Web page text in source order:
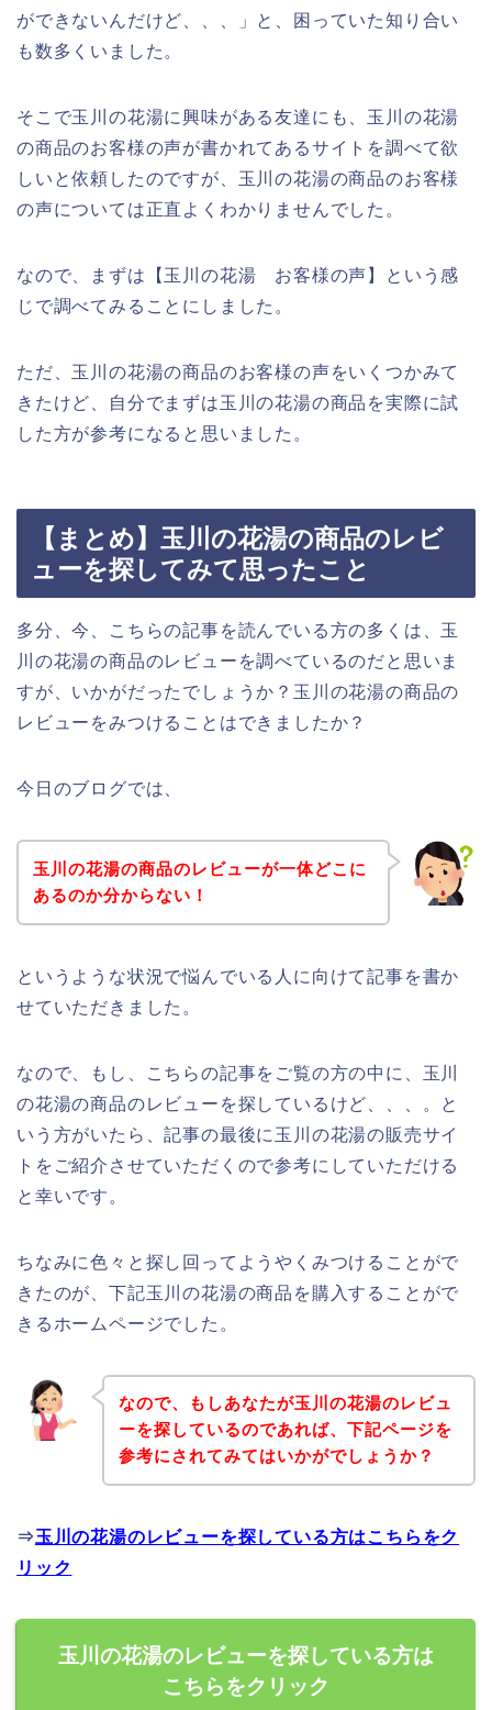
ができないんだけど、、、」と、困っていた知り合い
も数多くいました。
そこで玉川の花湯に興味がある友達にも、玉川の花湯
の商品のお客様の声が書かれてあるサイトを調べて欲
しいと依頼したのですが、玉川の花湯の商品のお客様
の声については正直よくわかりませんでした。
なので、まずは【玉川の花湯 お客様の声】という感
じで調べてみることにしました。
ただ、玉川の花湯の商品のお客様の声をいくつかみて
きたけど、自分でまずは玉川の花湯の商品を実際に試
した方が参考になると思いました。
【まとめ】玉川の花湯の商品のレビ
ューを探してみて思ったこと
多分、今、こちらの記事を読んでいる方の多くは、玉
川の花湯の商品のレビューを調べているのだと思いま
すが、いかがだったでしょうか？玉川の花湯の商品の
レビューをみつけることはできましたか？
今日のブログでは、
玉川の花湯の商品のレビューが一体どこに
あるのか分からない！
というような状況で悩んでいる人に向けて記事を書か
せていただきました。
なので、もし、こちらの記事をご覧の方の中に、玉川
の花湯の商品のレビューを探しているけど、、、。と
いう方がいたら、記事の最後に玉川の花湯の販売サイ
トをご紹介させていただくので参考にしていただける
と幸いです。
ちなみに色々と探し回ってようやくみつけることがで
きたのが、下記玉川の花湯の商品を購入することがで
きるホームページでした。
なので、もしあなたが玉川の花湯のレビュ
ーを探しているのであれば、下記ページを
参考にされてみてはいかがでしょうか？
⇒玉川の花湯のレビューを探している方はこちらをク
リック
玉川の花湯のレビューを探している方は
こちらをクリック